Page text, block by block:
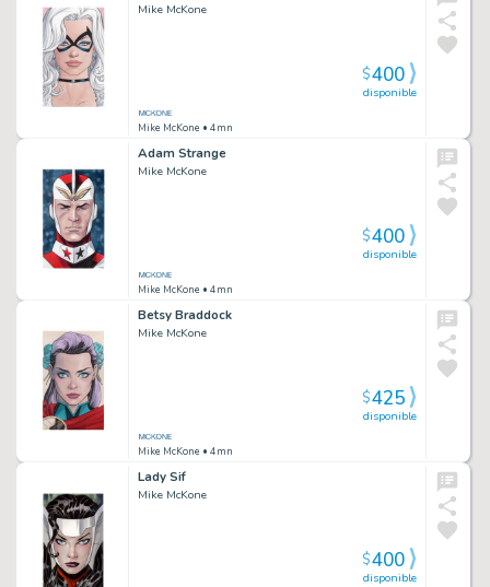
Mike McKone
Mike McKone • 4mn
disponible
$400
Adam Strange
Mike McKone
Mike McKone • 4mn
disponible
$400
Betsy Braddock
Mike McKone
Mike McKone • 4mn
disponible
$425
Lady Sif
Mike McKone
disponible
$400